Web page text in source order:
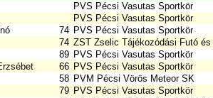
PVS Pécsi Vasutas Sportkör
PVS Pécsi Vasutas Sportkör
74 PVS Pécsi Vasutas Sportkör
74 ZST Zselic Tájékozódási Futó
89 PVS Pécsi Vasutas Sportkör
66 PVS Pécsi Vasutas Sportkör
58 PVM Pécsi Vörös Meteor SK
79 PVS Pécsi Vasutas Sportkör